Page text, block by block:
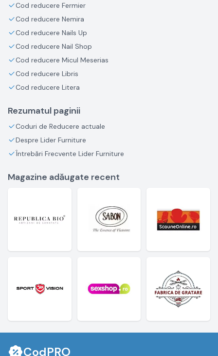
Cod reducere Fermier
Cod reducere Nemira
Cod reducere Nails Up
Cod reducere Nail Shop
Cod reducere Micul Meserias
Cod reducere Libris
Cod reducere Litera
Rezumatul paginii
Coduri de Reducere actuale
Despre Lider Furniture
Întrebări Frecvente Lider Furniture
Magazine adăugate recent
CodPRO